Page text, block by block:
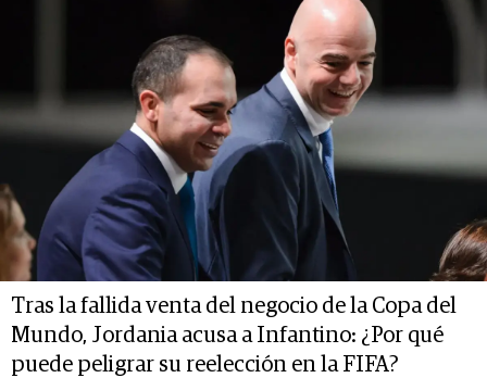
Tras la fallida venta del negocio de la Copa del
Mundo, Jordania acusa a Infantino: ¿Por qué
puede peligrar su reelección en la FIFA?